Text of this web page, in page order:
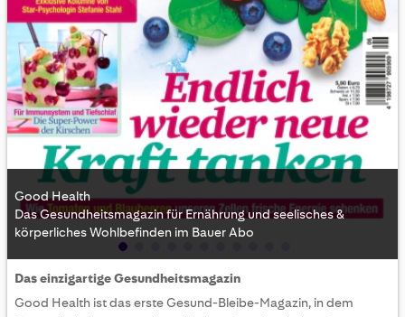
to
the
Good Health
Das Gesundheitsmagazin für Ernährung und seelisches &
körperliches Wohlbefinden im Bauer Abo
Das einzigartige Gesundheitsmagazin
Good Health ist das erste Gesund-Bleibe-Magazin, in dem